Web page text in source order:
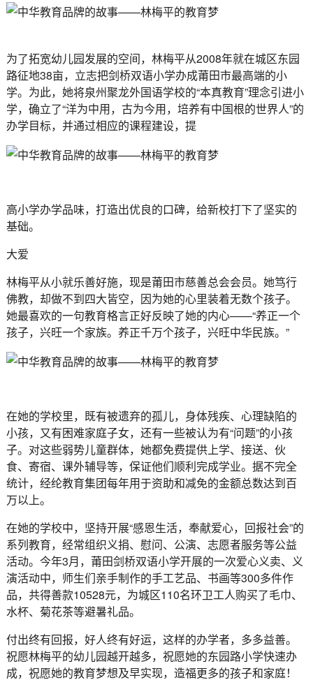
为了拓宽幼儿园发展的空间，林梅平从2008年就在城区东园
路征地38亩，立志把剑桥双语小学办成莆田市最高端的小
学。为此，她将泉州聚龙外国语学校的“本真教育”理念引进小
学，确立了“洋为中用，古为今用，培养有中国根的世界人”的
办学目标，并通过相应的课程建设，提
高小学办学品味，打造出优良的口碑，给新校打下了坚实的
基础。
大爱
林梅平从小就乐善好施，现是莆田市慈善总会会员。她笃行
佛教，却做不到四大皆空，因为她的心里装着无数个孩子。
她最喜欢的一句教育格言正好反映了她的内心——“养正一个
孩子，兴旺一个家族。养正千万个孩子，兴旺中华民族。”
在她的学校里，既有被遗弃的孤儿，身体残疾、心理缺陷的
小孩，又有困难家庭子女，还有一些被认为有“问题”的小孩
子。对这些弱势儿童群体，她都免费提供上学、接送、伙
食、寄宿、课外辅导等，保证他们顺利完成学业。据不完全
统计，经纶教育集团每年用于资助和减免的金额总数达到百
万以上。
在她的学校中，坚持开展“感恩生活，奉献爱心，回报社会”的
系列教育，经常组织义捐、慰问、公演、志愿者服务等公益
活动。今年3月，莆田剑桥双语小学开展的一次爱心义卖、义
演活动中，师生们亲手制作的手工艺品、书画等300多件作
品，共得善款10528元，为城区110名环卫工人购买了毛巾、
水杯、菊花茶等避暑礼品。
付出终有回报，好人终有好运，这样的办学者，多多益善。
祝愿林梅平的幼儿园越开越多，祝愿她的东园路小学快速办
成，祝愿她的教育梦想及早实现，造福更多的孩子和家庭！